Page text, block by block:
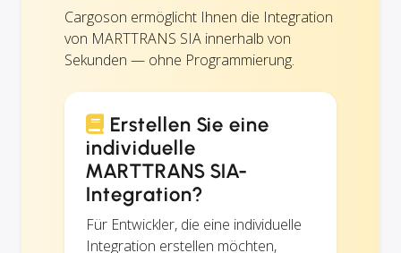
Cargoson ermöglicht Ihnen die Integration
von MARTTRANS SIA innerhalb von
Sekunden — ohne Programmierung.
Erstellen Sie eine
individuelle
MARTTRANS SIA-
Integration?
Für Entwickler, die eine individuelle
Integration erstellen möchten,